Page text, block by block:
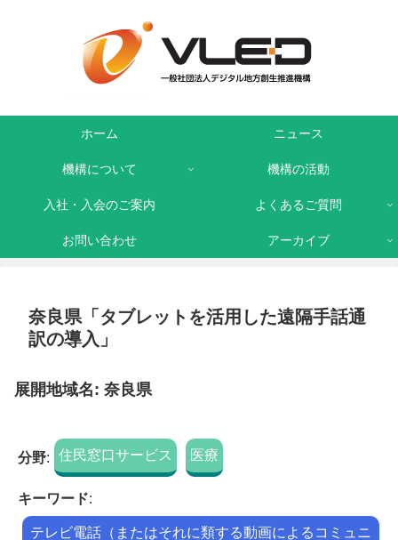
ホーム ニュース
機構について 機構の活動
入社・入会のご案内 よくあるご質問
お問い合わせ アーカイブ
奈良県「タブレットを活用した遠隔手話通
訳の導入」
展開地域名: 奈良県
分野: 住民窓口サービス 医療
キーワード:
テレビ電話（またはそれに類する動画によるコミュニ